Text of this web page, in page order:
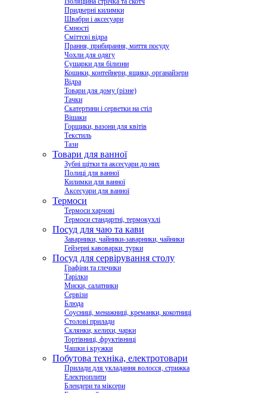
Придверні килимки
Швабри і аксесуари
Ємності
Сміттєві відра
Прання, прибирання, миття посуду
Чохли для одягу
Сушарки для білизни
Кошики, контейнери, ящики, органайзери
Відра
Товари для дому (різне)
Тачки
Скатертини і серветки на стіл
Вішаки
Горщики, вазони для квітів
Текстиль
Тази
Товари для ванної
Зубні щітки та аксесуари до них
Полиці для ванної
Килимки для ванної
Аксесуари для ванної
Термоси
Термоси харчові
Термоси стандартні, термокухлі
Посуд для чаю та кави
Заварники, чайники-заварники, чайники
Гейзерні кавоварки, турки
Посуд для сервірування столу
Графіни та глечики
Тарілки
Миски, салатники
Сервізи
Блюда
Соусниці, менажниці, креманки, кокотниці
Столові прилади
Склянки, келихи, чарки
Тортівниці, фруктівниці
Чашки і кружки
Побутова техніка, електротовари
Прилади для укладання волосся, стрижка
Електроплити
Блендери та міксери